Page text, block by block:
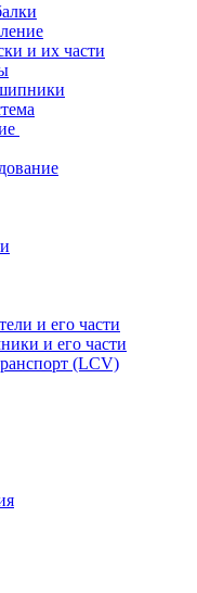
и их части
и его части
и его части
(LCV)